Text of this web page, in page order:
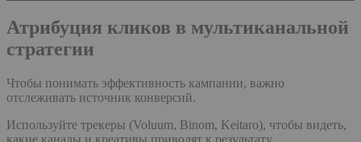
Атрибуция кликов в мультиканальной
стратегии
Чтобы понимать эффективность кампании, важно
отслеживать источник конверсий.
Используйте трекеры (Voluum, Binom, Keitaro), чтобы видеть,
какие каналы и креативы приводят к результату.